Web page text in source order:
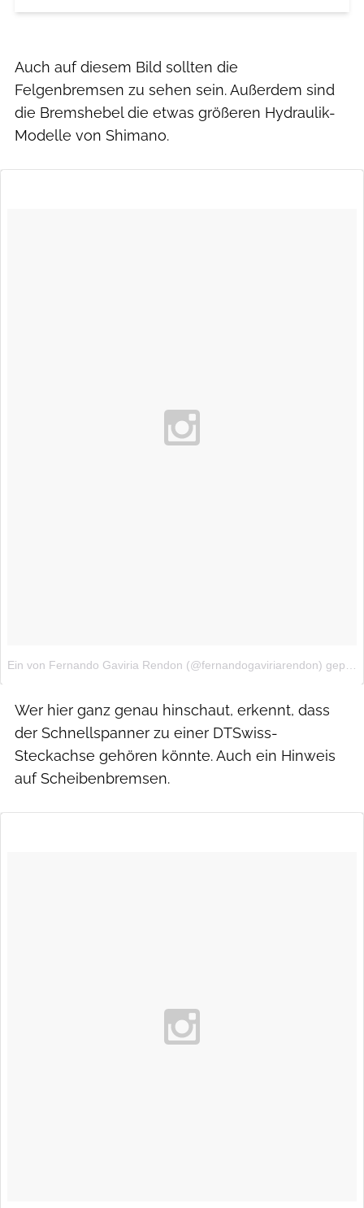
Auch auf diesem Bild sollten die
Felgenbremsen zu sehen sein. Außerdem sind
die Bremshebel die etwas größeren Hydraulik-
Modelle von Shimano.
Wer hier ganz genau hinschaut, erkennt, dass
der Schnellspanner zu einer DTSwiss-
Steckachse gehören könnte. Auch ein Hinweis
auf Scheibenbremsen.